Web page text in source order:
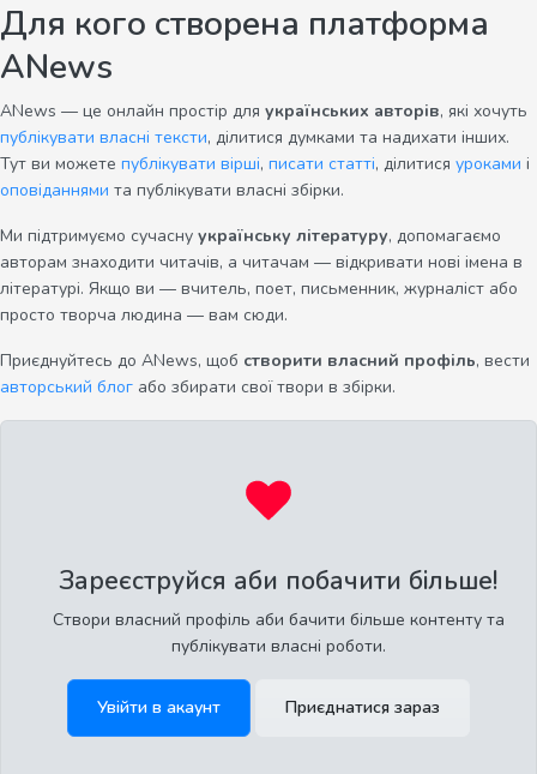
Для кого створена платформа
ANews
ANews — це онлайн простір для українських авторів, які хочуть
публікувати власні тексти, ділитися думками та надихати інших.
Тут ви можете публікувати вірші, писати статті, ділитися уроками і
оповіданнями та публікувати власні збірки.
Ми підтримуємо сучасну українську літературу, допомагаємо
авторам знаходити читачів, а читачам — відкривати нові імена в
літературі. Якщо ви — вчитель, поет, письменник, журналіст або
просто творча людина — вам сюди.
Приєднуйтесь до ANews, щоб створити власний профіль, вести
авторський блог або збирати свої твори в збірки.
Зареєструйся аби побачити більше!
Створи власний профіль аби бачити більше контенту та
публікувати власні роботи.
Увійти в акаунт Приєднатися зараз